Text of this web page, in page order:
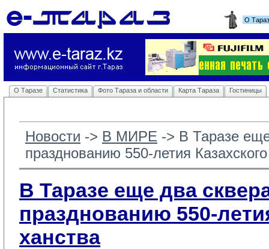
О
О Таразе Статистика Фото Тараза и области Карта Тараза Гостиницы
Новости -> В МИРЕ -> В Таразе
празднованию 550-летия
В Таразе еще два
празднованию 550-
ханства